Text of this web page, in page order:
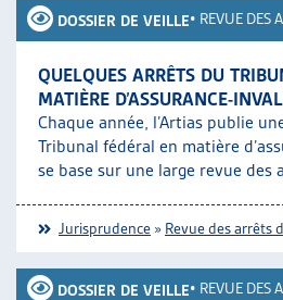
DOSSIER DE VEILLE• REVUE DES
QUELQUES ARRÊTS DU
MATIÈRE D’ASSURANCE-
Chaque année, l’Artias publie
Tribunal fédéral en matière
se base sur une large revue
Jurisprudence » Revue des arrêts
DOSSIER DE VEILLE• REVUE DES